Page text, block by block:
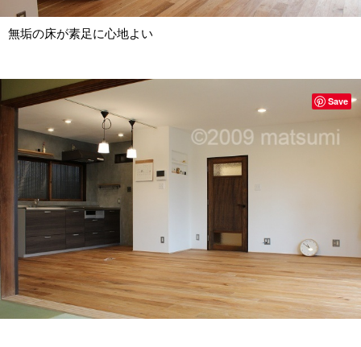
無垢の床が素足に心地よい
Save